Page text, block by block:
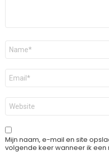
Naam
E-
mail
*
Site
Mijn naam, e-mail en site
volgende keer wanneer ik een